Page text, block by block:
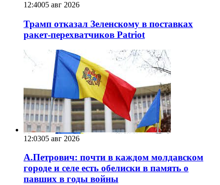
12:4005 авг 2026
Трамп отказал Зеленскому в поставках
ракет-перехватчиков Patriot
12:0305 авг 2026
А.Петрович: почти в каждом молдавском
городе и селе есть обелиски в память о
павших в годы войны